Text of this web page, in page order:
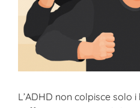
L’ADHD non colpisce solo